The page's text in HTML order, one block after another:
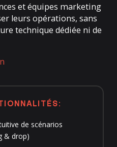
et équipes marketing
leurs opérations, sans
technique dédiée ni de
de scénarios
& drop)